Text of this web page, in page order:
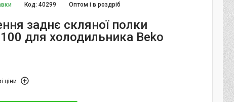
Оптом і в роздріб
Код:40299
заднє скляної полки
для холодильника Beko
ціни